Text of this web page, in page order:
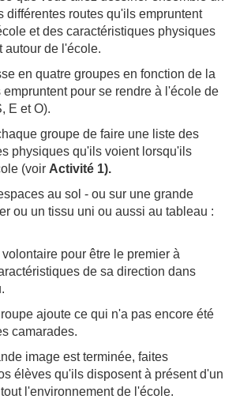
différentes routes qu'ils empruntent
et des caractéristiques physiques
autour de l'école.
en quatre groupes en fonction de la
pour se rendre à l'école de
E et O).
groupe de faire une liste des
physiques qu'ils voient lorsqu'ils
(voir Activité 1).
au sol - ou sur une grande
ou un tissu uni ou aussi au tableau :
pour être le premier à
de sa direction dans
ajoute ce qui n'a pas encore été
camarades.
image est terminée, faites
élèves qu'ils disposent à présent d'un
l'environnement de l'école.